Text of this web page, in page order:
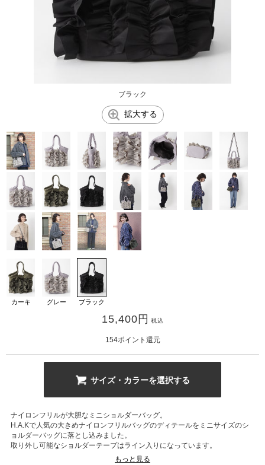
販サイト
ブラック
拡大する
カーキ グレー ブラック
15,400 円 税込
154ポイント還元
サイズ・カラーを選択する
ナイロンフリルが大胆なミニショルダーバッグ。
H.A.Kで人気の大きめナイロンフリルバッグのディテールをミニサイズのシ
ョルダーバッグに落とし込みました。
取り外し可能なショルダーテープはライン入りになっています。
カーキ、グレー、ブラックの3色展開です。
もっと見る